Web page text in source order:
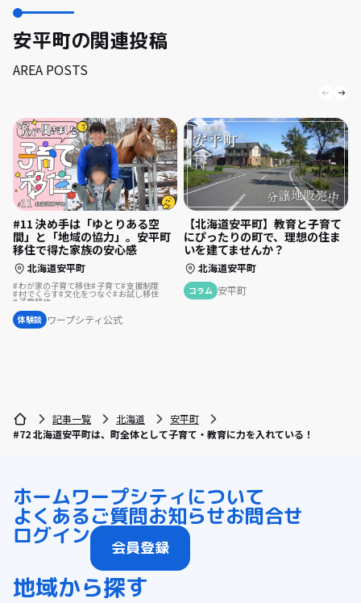
安平町の関連投稿
AREA POSTS
#11 決め手は「ゆとりある空
間」と「地域の協力」。安平町
移住で得た家族の安心感
北海道安平町
わが家の子育て移住 子育て 支援制度
村でくらす 文化をつなぐ お試し移住
子育移住
体験談 ワープシティ公式
【北海道安平町】教育と子育て
にぴったりの町で、理想の住ま
いを建てませんか？
北海道安平町
コラム 安平町
記事一覧 北海道
安平町
#72 北海道安平町は、町全体として子育て・教育に力を入れている！
ホームワープシティについて
よくあるご質問お知らせお問合せ
ログイン 会員登録
地域から探す